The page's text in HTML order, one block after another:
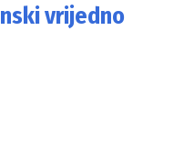
vrijedno